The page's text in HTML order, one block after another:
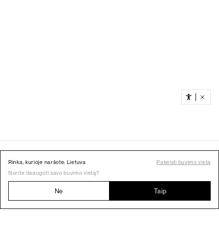
Rinka, kurioje naršote: Lietuva
Pakeisti buvimo vietą
Norite išsaugoti savo buvimo vietą?
Ne Taip